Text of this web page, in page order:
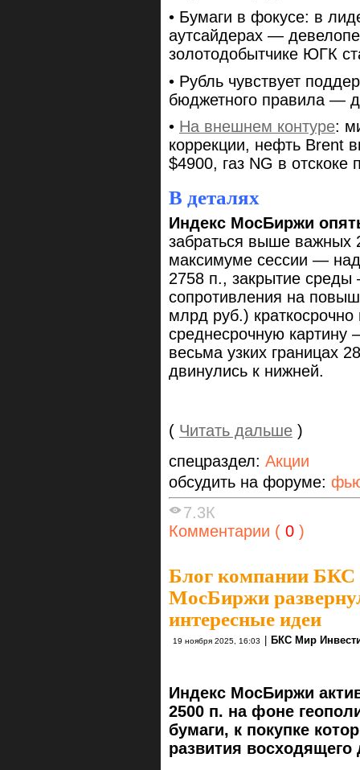
• Бумаги в фокусе: в
аутсайдерах —
золотодобытчике ЮГК
• Рубль чувствует
бюджетного правила —
• На внешнем контуре:
коррекции, нефть Brent
$4900, газ NG в
В деталях
Индекс МосБиржи
забраться выше важных
максимуме сессии —
2758 п., закрытие среды
сопротивления на
млрд руб.) краткосрочно
среднесрочную
весьма узких границах
двинулись к нижней.
( Читать дальше )
спецраздел: Акции
обсудить на форуме:
7.3К
Комментарии ( 0 )
Блог компании БКС
МосБиржи
интересные идеи
19 ноября 2025, 16:03 БКС Мир
Индекс МосБиржи
2500 п. на фоне
бумаги, к покупке
развития